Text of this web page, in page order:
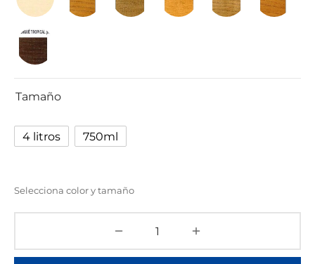
Tamaño
4 litros 750ml
Selecciona color y tamaño